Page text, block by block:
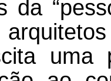
da
uma